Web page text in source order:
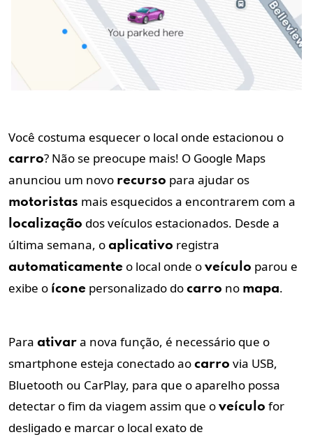
Você costuma esquecer o local onde estacionou o
carro? Não se preocupe mais! O Google Maps
anunciou um novo recurso para ajudar os
motoristas mais esquecidos a encontrarem com a
localização dos veículos estacionados. Desde a
última semana, o aplicativo registra
automaticamente o local onde o veículo parou e
exibe o ícone personalizado do carro no mapa.
Para ativar a nova função, é necessário que o
smartphone esteja conectado ao carro via USB,
Bluetooth ou CarPlay, para que o aparelho possa
detectar o fim da viagem assim que o veículo for
desligado e marcar o local exato de